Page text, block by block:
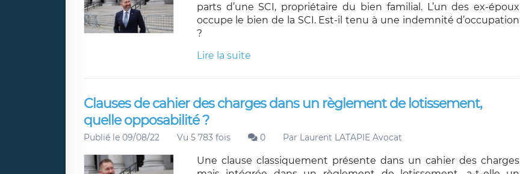
parts d’une SCI, propriétaire du bien familial. L’un des ex-époux
occupe le bien de la SCI. Est-il tenu à une indemnité d’occupation
?
Lire la suite
Clauses de cahier des charges dans un règlement de lotissement,
quelle opposabilité ?
Publié le 09/08/22 Vu 5 783 fois 0 Par Laurent LATAPIE Avocat
Une clause classiquement présente dans un cahier des charges